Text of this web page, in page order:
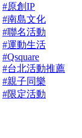
#原創IP
#南島文化
#聯名活動
#運動生活
#Qsquare
#台北活動推薦
#親子同樂
#限定活動